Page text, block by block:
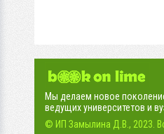
Мы делаем новое
ведущих университетов и
© ИП Замылина Д.В., 2023.